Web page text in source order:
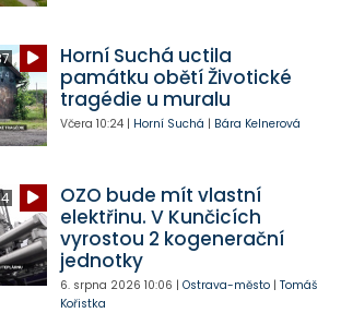
Horní Suchá uctila
památku obětí Životické
tragédie u muralu
Včera 10:24| Horní Suchá | Bára Kelnerová
OZO bude mít vlastní
elektřinu. V Kunčicích
vyrostou 2 kogenerační
jednotky
6. srpna 2026 10:06 | Ostrava-město| Tomáš
Kořistka